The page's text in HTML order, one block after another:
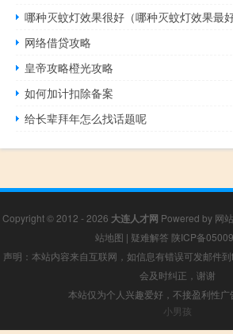
哪种灭蚊灯效果很好（哪种灭蚊灯效果最好
网络借贷攻略
皇帝攻略橙光攻略
如何加计扣除备案
给长辈拜年怎么找话题呢
Copyright © 2012 - 2026 大连人才网 Powered by 网
站地图 | 疑难解答 陕ICP备
声明：本站内容来自互联网，如信息有错误可发邮件
会及时纠正，谢谢
本站仅为个人兴趣爱好，不接盈利性广
小男孩